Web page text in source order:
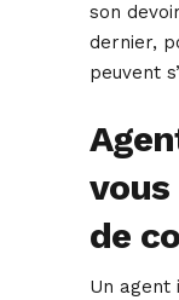
son
dernier,
peuvent
vous
de
Un agent